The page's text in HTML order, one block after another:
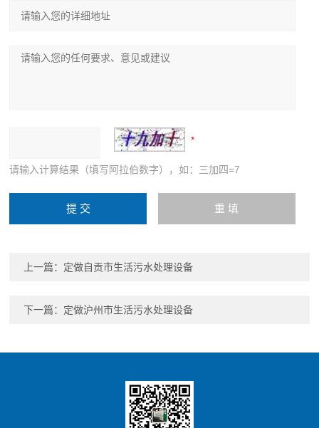
请输入计算结果（填写阿拉伯数字），如：三加四=7
上一篇： 定做自贡市生活污水处理设备
下一篇： 定做沪州市生活污水处理设备